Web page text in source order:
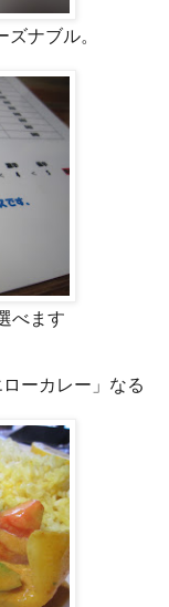
ナブル。
べます
ーカレー」なる